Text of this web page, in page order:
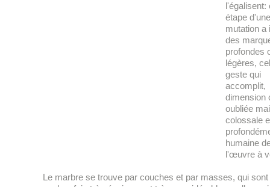
l'égalisent:
étape
mutation a
des
profondes
légères,
geste qui
accomplit,
dimension
oubliée
colossale
humaine
l'œuvre à
Le marbre se trouve par couches et par masses, qui sont